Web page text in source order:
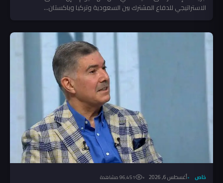
الاستراتيجي للدفاع المشترك بين السعودية وتركيا وباكستان...
خاص أغسطس 6, 2026 96٬451 مشاهدة